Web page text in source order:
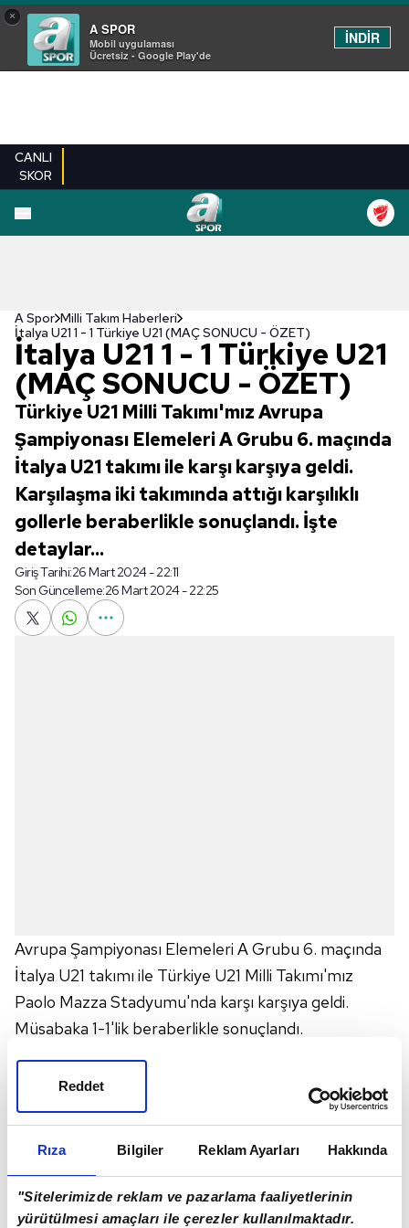
Rıza Bilgiler Reklam Ayarları Hakkında
"Sitelerimizde reklam ve pazarlama faaliyetlerinin
yürütülmesi amaçları ile çerezler kullanılmaktadır.
Reddet
×
A SPOR
Mobil uygulaması
Ücretsiz - Google Play'de
İNDİR
CANLI
SKOR
A Spor Milli Takım Haberleri
İtalya U21 1 - 1 Türkiye U21 (MAÇ SONUCU - ÖZET)
İtalya U21 1 - 1 Türkiye U21
(MAÇ SONUCU - ÖZET)
Türkiye U21 Milli Takımı'mız Avrupa
Şampiyonası Elemeleri A Grubu 6. maçında
İtalya U21 takımı ile karşı karşıya geldi.
Karşılaşma iki takımında attığı karşılıklı
gollerle beraberlikle sonuçlandı. İşte
detaylar...
Giriş Tarihi:26 Mart 2024 - 22:11
Son Güncelleme:26 Mart 2024 - 22:25
Avrupa Şampiyonası Elemeleri A Grubu 6. maçında
İtalya U21 takımı ile Türkiye U21 Milli Takımı'mız
Paolo Mazza Stadyumu'nda karşı karşıya geldi.
Müsabaka 1-1'lik beraberlikle sonuçlandı.
Maçta go perdesini İtalya U21 takımında 49.
dakikada Daniele Ghilardi kaydetti. Türkiye U21 Milli
Takımı'mızda iseSemih Kılıçsoy
90+1. dakikada